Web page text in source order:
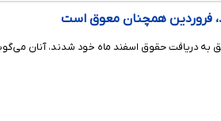
فروردین همچنان معوق است
به دریافت حقوق اسفند ماه خود شدند، آنان